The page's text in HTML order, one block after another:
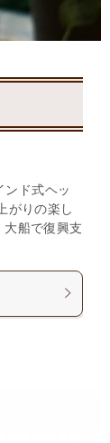
ンド式ヘッ
がりの楽し
船で復興支